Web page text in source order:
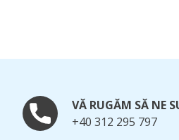
VĂ RUGĂM SĂ NE
+40 312 295 797